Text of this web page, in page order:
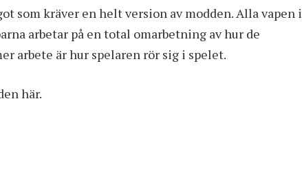
som kräver en helt version av modden. Alla vapen i
arbetar på en total omarbetning av hur de
arbete är hur spelaren rör sig i spelet.
här.